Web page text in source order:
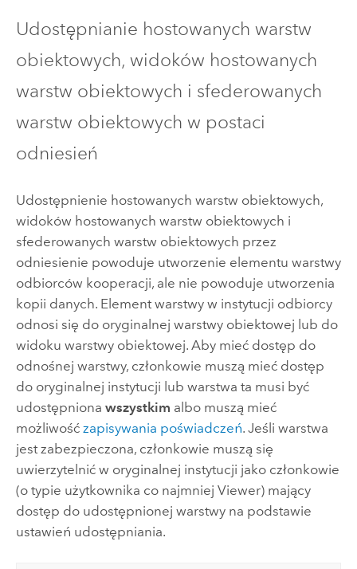
Udostępnianie hostowanych warstw
obiektowych, widoków hostowanych
warstw obiektowych i sfederowanych
warstw obiektowych w postaci
odniesień
Udostępnienie hostowanych warstw obiektowych,
widoków hostowanych warstw obiektowych i
sfederowanych warstw obiektowych przez
odniesienie powoduje utworzenie elementu warstwy
odbiorców kooperacji, ale nie powoduje utworzenia
kopii danych. Element warstwy w instytucji odbiorcy
odnosi się do oryginalnej warstwy obiektowej lub do
widoku warstwy obiektowej. Aby mieć dostęp do
odnośnej warstwy, członkowie muszą mieć dostęp
do oryginalnej instytucji lub warstwa ta musi być
udostępniona wszystkim albo muszą mieć
możliwość zapisywania poświadczeń‎. Jeśli warstwa
jest zabezpieczona, członkowie muszą się
uwierzytelnić w oryginalnej instytucji jako członkowie
(o typie użytkownika co najmniej Viewer) mający
dostęp do udostępnionej warstwy na podstawie
ustawień udostępniania.